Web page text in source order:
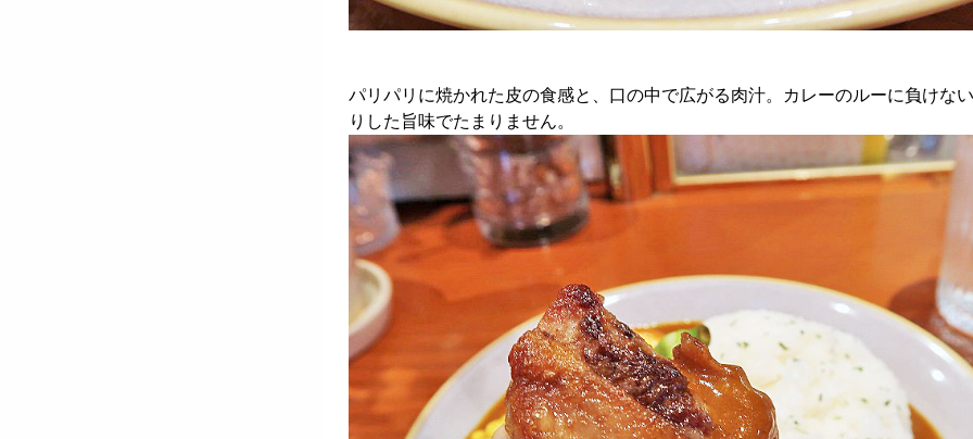
パリパリに焼かれた皮の食感と、口の中で広がる肉汁。カレーのルーに負けな
りした旨味でたまりません。